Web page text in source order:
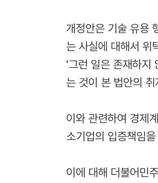
개정안은 기술 유용
는 사실에 대해서 위
'그런 일은 존재하지
는 것이 본 법안의 취
이와 관련하여 경제
소기업의 입증책임
이에 대해 더불어민